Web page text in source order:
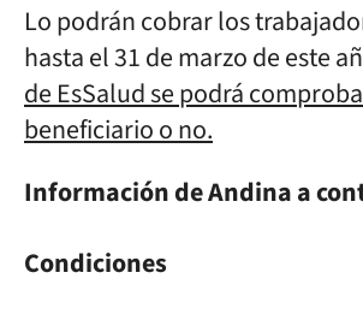
Lo podrán cobrar los
hasta el 31 de marzo de este
de EsSalud se podrá
beneficiario o no.
Información de Andina a
Condiciones